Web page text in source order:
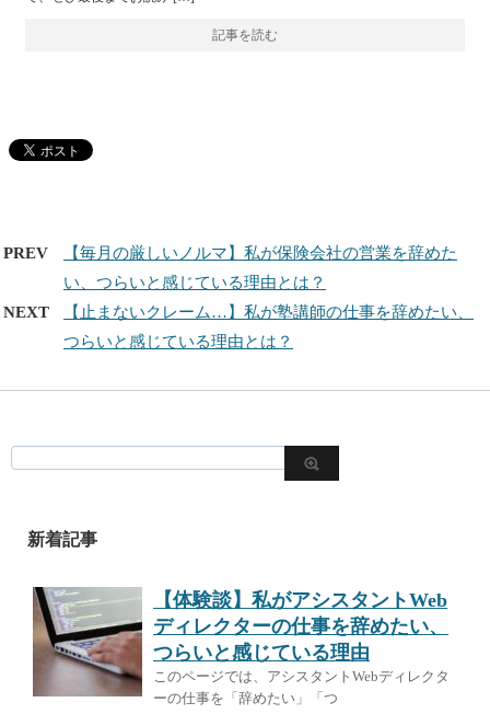
記事を読む
PREV
【毎月の厳しいノルマ】私が保険会社の営業を辞めた
い、つらいと感じている理由とは？
NEXT
【止まないクレーム…】私が塾講師の仕事を辞めたい、
つらいと感じている理由とは？
新着記事
【体験談】私がアシスタントWeb
ディレクターの仕事を辞めたい、
つらいと感じている理由
このページでは、アシスタントWebディレクタ
ーの仕事を「辞めたい」「つ